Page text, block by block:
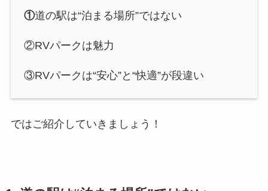
①道の駅は“泊まる場所”ではない
②RVパークは魅力
③RVパークは“安心”と“快適”が段違い
ではご紹介していきましょう！